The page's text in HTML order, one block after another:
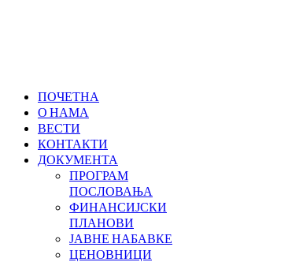
ПОЧЕТНА
О НАМА
ВЕСТИ
КОНТАКТИ
ДОКУМЕНТА
ПРОГРАМ
ПОСЛОВАЊА
ФИНАНСИЈСКИ
ПЛАНОВИ
ЈАВНЕ НАБАВКЕ
ЦЕНОВНИЦИ